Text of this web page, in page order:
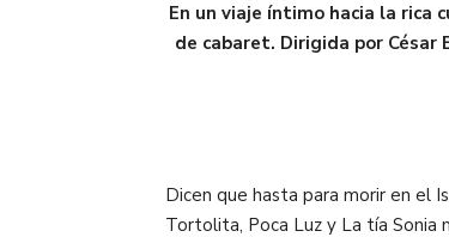
En un viaje íntimo hacia la rica
de cabaret. Dirigida por
Dicen que hasta para morir en el
Tortolita, Poca Luz y La tía Sonia